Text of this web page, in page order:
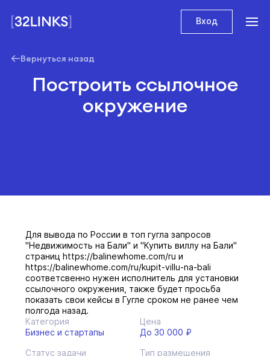
Вход
Вернуться назад
Построить ссылочное
окружение
Для вывода по России в топ гугла запросов
"Недвижимость на Бали" и "Купить виллу на Бали"
страниц https://balinewhome.com/ru и
https://balinewhome.com/ru/kupit-villu-na-bali
соответсвенно нужен исполнитель для установки
ссылочного окружения, также будет просьба
показать свои кейсы в Гугле сроком не ранее чем
полгода назад.
Категория
Бизнес и стартапы
Цена
До 30 000 ₽
Статус задачи
Тип размещения